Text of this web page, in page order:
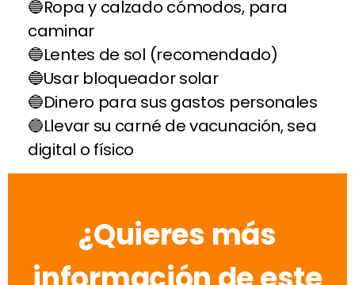
Ropa y calzado cómodos, para
caminar
Lentes de sol (recomendado)
Usar bloqueador solar
Dinero para sus gastos personales
Llevar su carné de vacunación, sea
digital o físico
¿Quieres más